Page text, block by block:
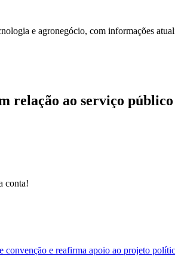
e agronegócio, com informações
relação ao serviço
conta!